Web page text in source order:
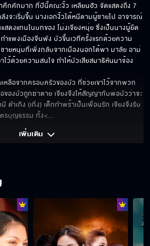
คึกคักมาก ที่ปีนี้คณะงิ้ว เหลียนฮัว จัดแสดงถึง 7
งจะเริ่มขึ้น นางเอกงิ้วได้หนีตามผู้ชายไป อาจารณ์
สดงแทนในบทของ โม่งเจียงหนุ่ย ซึ่งเป็นนางผู้ยึด
ำแพงเมืองจีนพัง บัวขึ้นเวทีครั้งแรกด้วยความ
ายหนุ่มที่เพิ่งกลับจากเมืองนอกได้พา มาลัย อาม่
ไว้ด้วยความสนใจ ทำให้บัวเสียสมาธิหันมาจ้อง
เหลือจากครอบครัวของบัว ที่ช่วยเขาไว้จากพวก
ของบัวถูกฆ่าตาย เจียงจึงให้สัญญากับพ่อบัวว่าจะ
ดำเกิง (เกิ่ง) เด็กกำพร้าเป็นเพื่อนรัก เจียงจึงรับ
ตรบุญธรรม ทั้ง<...
เพิ่มเติม